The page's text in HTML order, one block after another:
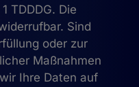
TDDDG. Die
Sind
oder zur
Maßnahmen
Ihre Daten auf